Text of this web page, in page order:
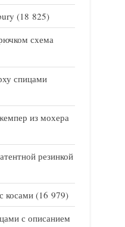
(18 825)
схема
спицами
из мохера
резинкой
косами (16 979)
с описанием